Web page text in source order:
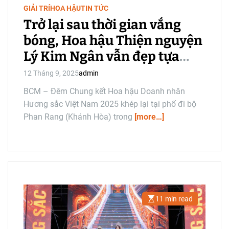
GIẢI TRÍHOA HẬUTIN TỨC
Trở lại sau thời gian vắng
bóng, Hoa hậu Thiện nguyện
Lý Kim Ngân vẫn đẹp tựa
ánh sao
12 Tháng 9, 2025admin
BCM – Đêm Chung kết Hoa hậu Doanh nhân
Hương sắc Việt Nam 2025 khép lại tại phố đi bộ
Phan Rang (Khánh Hòa) trong [more…]
E
s
11 min read